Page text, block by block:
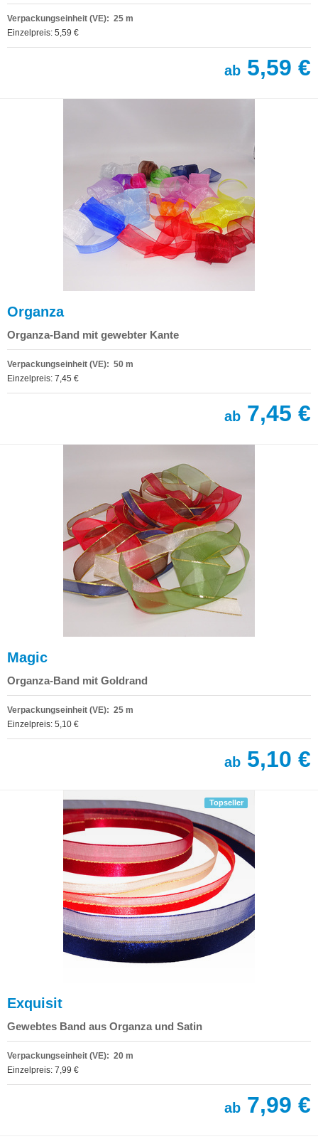
Verpackungseinheit (VE): 25 m
Einzelpreis: 5,59 €
ab 5,59 €
Organza
Organza-Band mit gewebter Kante
Verpackungseinheit (VE): 50 m
Einzelpreis: 7,45 €
ab 7,45 €
Magic
Organza-Band mit Goldrand
Verpackungseinheit (VE): 25 m
Einzelpreis: 5,10 €
ab 5,10 €
Topseller
Exquisit
Gewebtes Band aus Organza und Satin
Verpackungseinheit (VE): 20 m
Einzelpreis: 7,99 €
ab 7,99 €